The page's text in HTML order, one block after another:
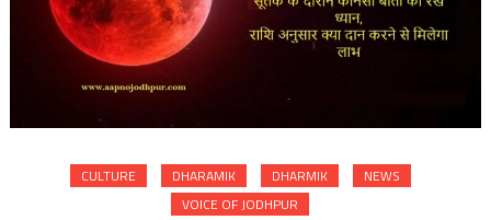
CULTURE DHARAMIK DHARMIK
NEWS
VOICE OF JODHPUR